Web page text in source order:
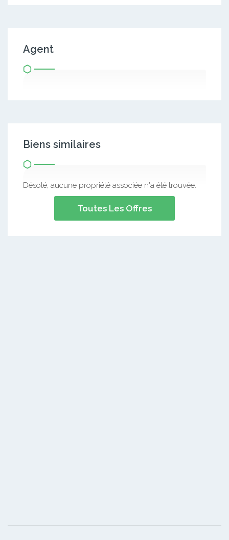
Agent
Biens similaires
Désolé, aucune propriété associée n'a été trouvée.
Toutes Les Offres